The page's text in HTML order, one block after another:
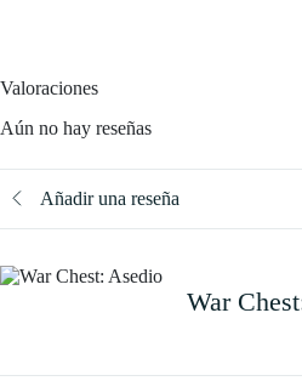
Valoraciones
Aún no hay reseñas
Añadir una reseña
War